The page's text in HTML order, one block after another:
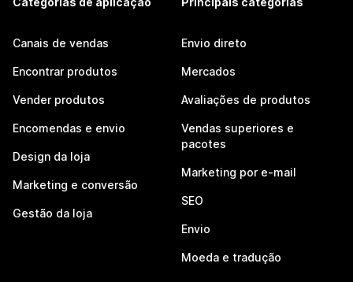
Canais de vendas
Encontrar produtos
Vender produtos
Encomendas e envio
Design da loja
Marketing e conversão
Gestão da loja
Envio direto
Mercados
Avaliações de produtos
Vendas superiores e
pacotes
Marketing por e-mail
SEO
Envio
Moeda e tradução